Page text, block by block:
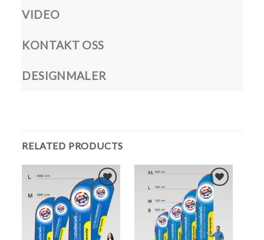
VIDEO
KONTAKT OSS
DESIGNMALER
RELATED PRODUCTS
Legg i
Favoritter
Legg i
Favoritter